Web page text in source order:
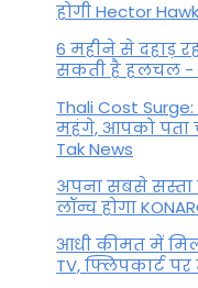
होगी Hector
6 महीने से दहाड़
सकती है हलचल -
Thali Cost
महंगे, आपको पता
Tak News
अपना सबसे सस्ता
लॉन्च होगा
आधी कीमत में मिल
TV, फ्लिपकार्ट